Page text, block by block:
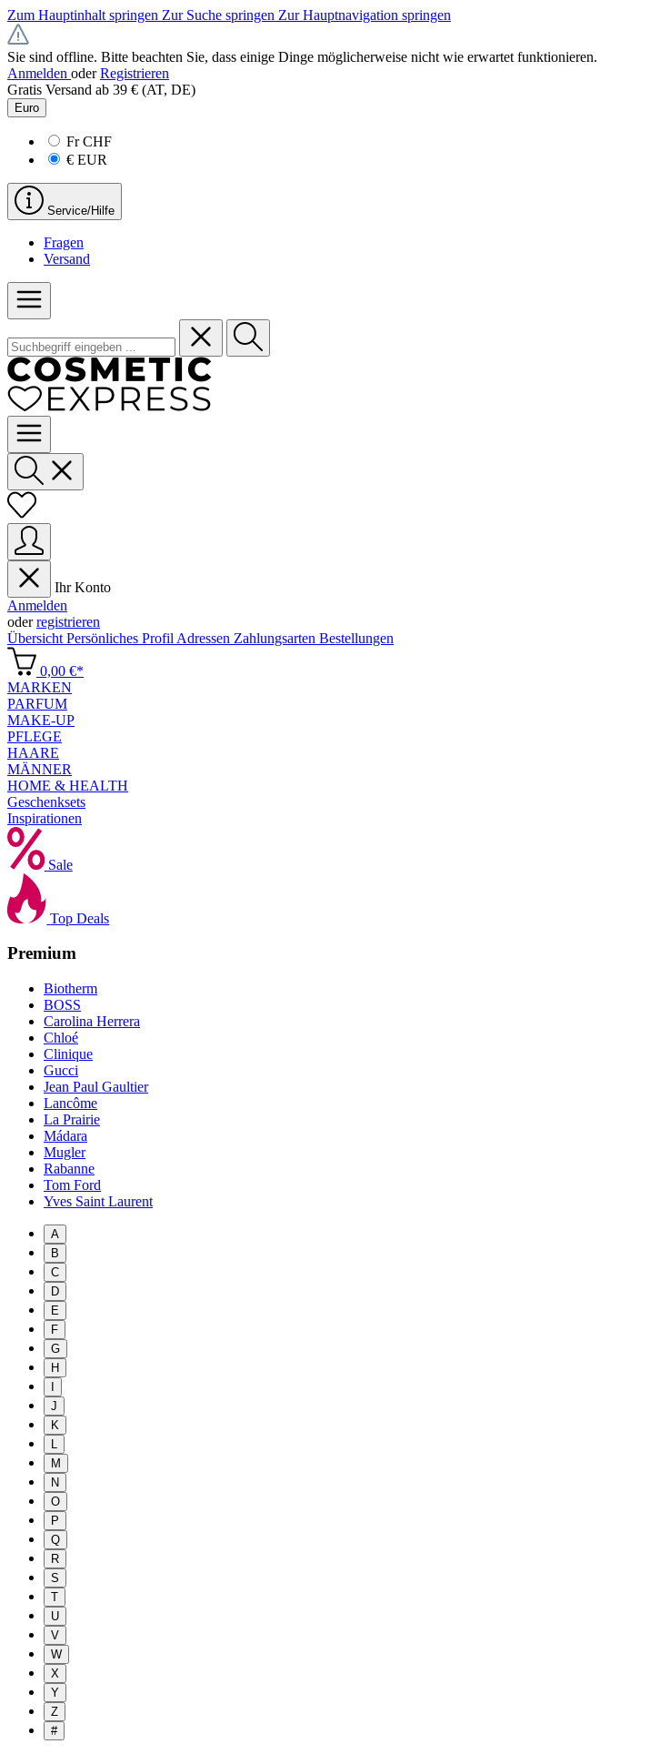
Zum Hauptinhalt springen Zur Suche springen Zur Hauptnavigation springen
Sie sind offline. Bitte beachten Sie, dass einige Dinge möglicherweise nicht wie erwartet funktionieren.
Anmelden oder Registrieren
Gratis Versand ab 39 € (AT, DE)
Euro
FrCHF
€ EUR
Service/Hilfe
Fragen
Versand
Ihr Konto
Anmelden
oderregistrieren
Übersicht Persönliches Profil Adressen Zahlungsarten Bestellungen
0,00 €*
MARKEN
PARFUM
MAKE-UP
PFLEGE
HAARE
MÄNNER
HOME & HEALTH
Geschenksets
Inspirationen
Sale
Top Deals
Premium
Biotherm
BOSS
Carolina Herrera
Chloé
Clinique
Gucci
Jean Paul Gaultier
Lancôme
La Prairie
Mádara
Mugler
Rabanne
Tom Ford
Yves Saint Laurent
A
B
C
D
E
F
G
H
J
K
L
M
N
O
P
Q
R
S
T
U
V
W
X
Y
Z
#